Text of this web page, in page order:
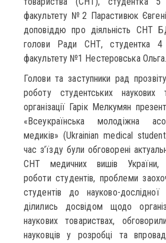
факультету №2 Парастивюк
доповіддю про діяльність СНТ
голови Ради СНТ, студентка 4
факультету №1 Нестеровська Ольга.
Голови та заступники рад
роботу студентських наукових
організації Гарік Мелкумян
«Всеукраїнська молодіжна
медиків» (Ukrainian medical
час з’їзду були обговорені
СНТ медичних вишів України,
роботи студентів, проблеми
студентів до науково-
ділились досвідом щодо
наукових товариствах,
науковців у розробці та